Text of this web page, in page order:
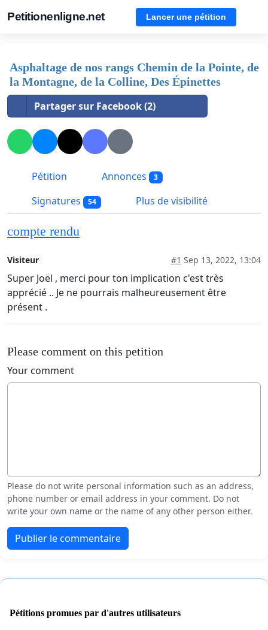
Petitionenligne.net Lancer une pétition
Asphaltage de nos rangs Chemin de la Pointe, de
la Montagne, de la Colline, Des Épinettes
Partager sur Facebook (2)
Pétition Annonces 3
Signatures 54 Plus de visibilité
compte rendu
Visiteur #1 Sep 13, 2022, 13:04
Super Joël , merci pour ton implication c'est très
apprécié .. Je ne pourrais malheureusement être
présent .
Please comment on this petition
Your comment
Please do not write personal information such as an address,
phone number or email address in your comment. Do not
write your own name or the name of any other person either.
Publier le commentaire
Pétitions promues par d'autres utilisateurs